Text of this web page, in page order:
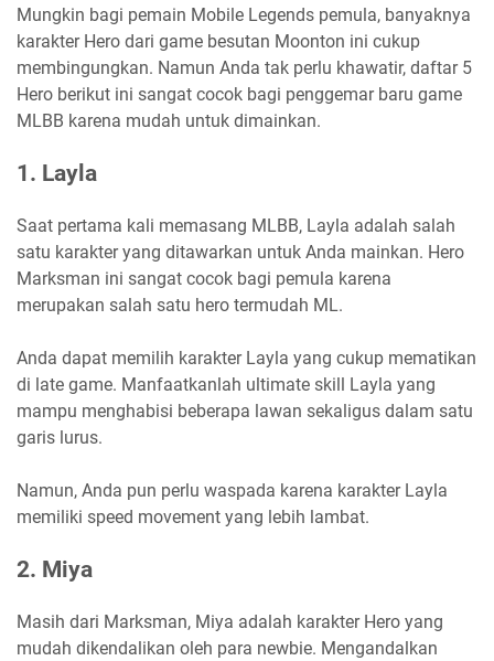
Mungkin bagi pemain Mobile Legends pemula, banyaknya
karakter Hero dari game besutan Moonton ini cukup
membingungkan. Namun Anda tak perlu khawatir, daftar 5
Hero berikut ini sangat cocok bagi penggemar baru game
MLBB karena mudah untuk dimainkan.
1. Layla
Saat pertama kali memasang MLBB, Layla adalah salah
satu karakter yang ditawarkan untuk Anda mainkan. Hero
Marksman ini sangat cocok bagi pemula karena
merupakan salah satu hero termudah ML.
Anda dapat memilih karakter Layla yang cukup mematikan
di late game. Manfaatkanlah ultimate skill Layla yang
mampu menghabisi beberapa lawan sekaligus dalam satu
garis lurus.
Namun, Anda pun perlu waspada karena karakter Layla
memiliki speed movement yang lebih lambat.
2. Miya
Masih dari Marksman, Miya adalah karakter Hero yang
mudah dikendalikan oleh para newbie. Mengandalkan